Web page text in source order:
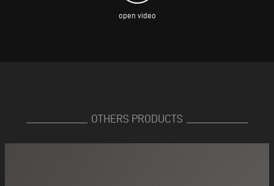
open video
OTHERS PRODUCTS